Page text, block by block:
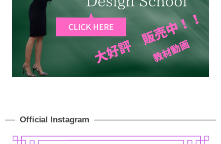
Official Instagram